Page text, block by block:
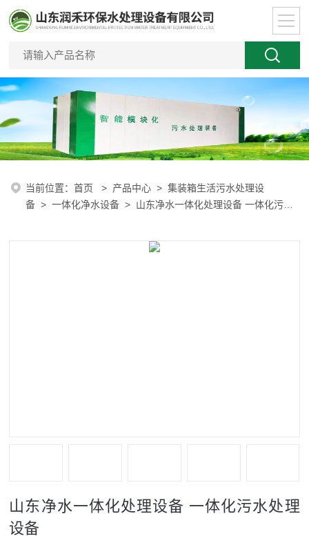
当前位置：首页 > 产品中心 >集装箱生活污水处理设
备 >一体化净水设备 > 山东净水一体化处理设备 一体化污水
山东净水一体化处理设备 一体化污水处理
设备